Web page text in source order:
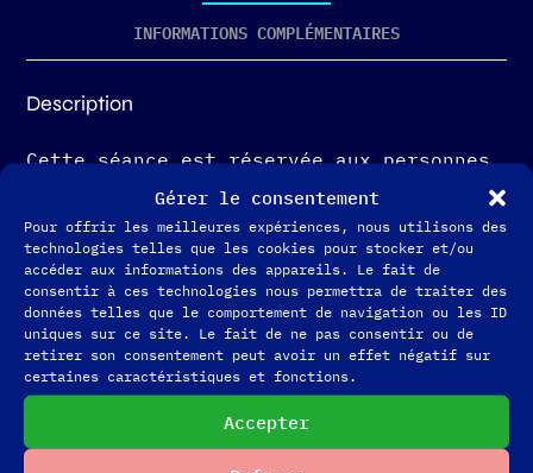
Gérer le consentement
Pour offrir les meilleures expériences, nous utilisons des
technologies telles que les cookies pour stocker et/ou
accéder aux informations des appareils. Le fait de
consentir à ces technologies nous permettra de traiter des
données telles que le comportement de navigation ou les ID
uniques sur ce site. Le fait de ne pas consentir ou de
retirer son consentement peut avoir un effet négatif sur
certaines caractéristiques et fonctions.
Accepter
INFORMATIONS COMPLÉMENTAIRES
Description
Cette séance est réservée aux personnes
ayant déjà fait leur thème natal avec
moi.
Attention : le suivi de 20min est un
enregistrement envoyé.
L’objectif est de vous éclairer sur la
ou les problématiques du moment.
Indiquez dans le formulaire la ou les
thématiques que vous souhaitez aborder.